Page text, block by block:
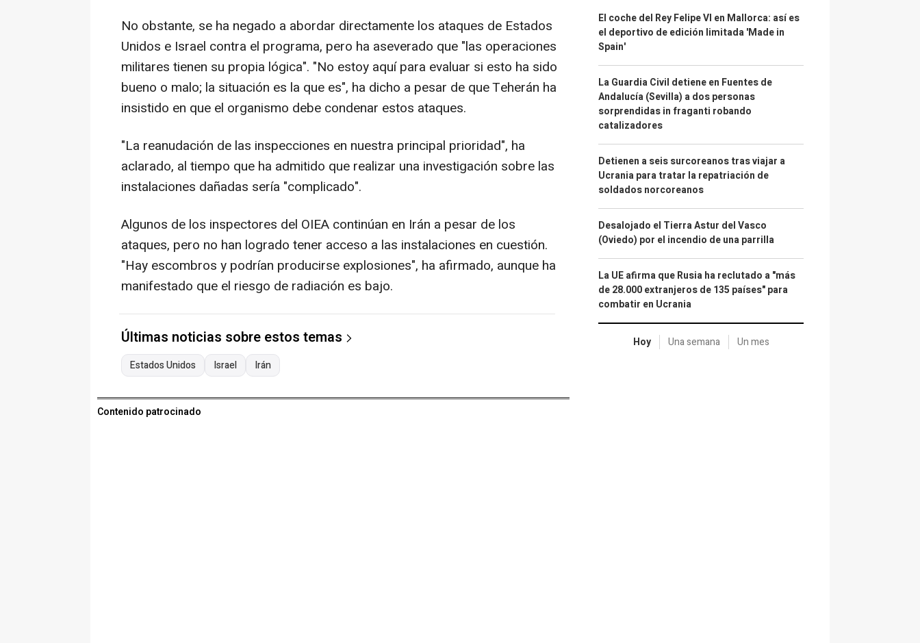
No obstante, se ha negado a abordar directamente los ataques de Estados
Unidos e Israel contra el programa, pero ha aseverado que "las operaciones
militares tienen su propia lógica". "No estoy aquí para evaluar si esto ha sido
bueno o malo; la situación es la que es", ha dicho a pesar de que Teherán ha
insistido en que el organismo debe condenar estos ataques.
"La reanudación de las inspecciones en nuestra principal prioridad", ha
aclarado, al tiempo que ha admitido que realizar una investigación sobre las
instalaciones dañadas sería "complicado".
Algunos de los inspectores del OIEA continúan en Irán a pesar de los
ataques, pero no han logrado tener acceso a las instalaciones en cuestión.
"Hay escombros y podrían producirse explosiones", ha afirmado, aunque ha
manifestado que el riesgo de radiación es bajo.
Últimas noticias sobre estos temas
Estados Unidos Israel Irán
Contenido patrocinado
El coche del Rey Felipe VI en Mallorca: así es
el deportivo de edición limitada 'Made in
Spain'
La Guardia Civil detiene en Fuentes de
Andalucía (Sevilla) a dos personas
sorprendidas in fraganti robando
catalizadores
Detienen a seis surcoreanos tras viajar a
Ucrania para tratar la repatriación de
soldados norcoreanos
Desalojado el Tierra Astur del Vasco
(Oviedo) por el incendio de una parrilla
La UE afirma que Rusia ha reclutado a "más
de 28.000 extranjeros de 135 países" para
combatir en Ucrania
Hoy Una semana Un mes